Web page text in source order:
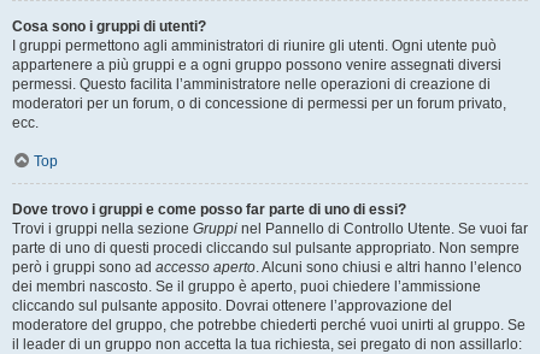
Cosa sono i gruppi di utenti?
I gruppi permettono agli amministratori di riunire gli utenti. Ogni utente può
appartenere a più gruppi e a ogni gruppo possono venire assegnati diversi
permessi. Questo facilita l’amministratore nelle operazioni di creazione di
moderatori per un forum, o di concessione di permessi per un forum privato,
ecc.
Top
Dove trovo i gruppi e come posso far parte di uno di essi?
Trovi i gruppi nella sezione Gruppi nel Pannello di Controllo Utente. Se vuoi far
parte di uno di questi procedi cliccando sul pulsante appropriato. Non sempre
però i gruppi sono ad accesso aperto. Alcuni sono chiusi e altri hanno l’elenco
dei membri nascosto. Se il gruppo è aperto, puoi chiedere l’ammissione
cliccando sul pulsante apposito. Dovrai ottenere l’approvazione del
moderatore del gruppo, che potrebbe chiederti perché vuoi unirti al gruppo. Se
il leader di un gruppo non accetta la tua richiesta, sei pregato di non assillarlo: